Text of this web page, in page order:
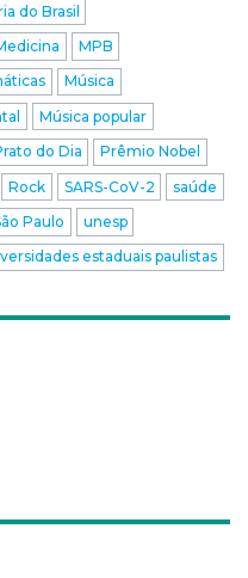
do Brasil
MPB
Música
Música popular
do Dia
Prêmio Nobel
Rock SARS-CoV-2
saúde
Paulo
unesp
estaduais paulistas